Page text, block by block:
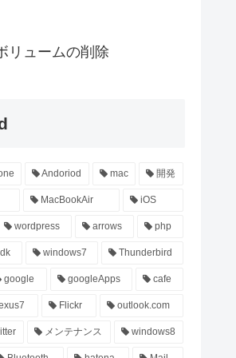
リュームの削除
Andoriod mac 開発
MacBookAir iOS
wordpress arrows php
windows7 Thunderbird
google googleApps cafe
Flickr outlook.com
メンテナンス windows8